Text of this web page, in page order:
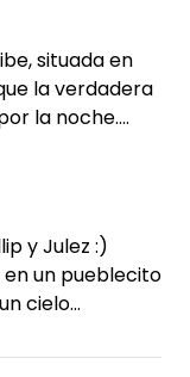
21:00. No
las dos
en la carretera
Así
caravana. ;)
realmente
tres noches
para
juntos
situada en
la verdadera
la noche.
en
y abierta.
y Julez :)
un pueblecito
cielo
en las fotos) y